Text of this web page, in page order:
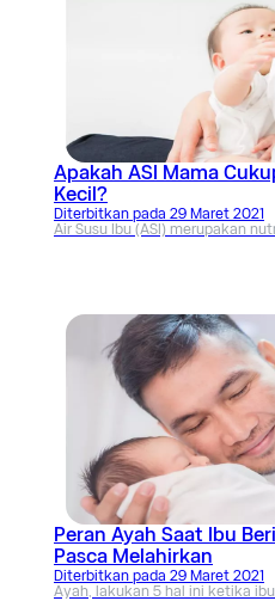
Apakah ASI Mama
Kecil?
Diterbitkan pada 29 Maret 2021
Air Susu Ibu (ASI) merupakan
Peran Ayah Saat Ibu
Pasca Melahirkan
Diterbitkan pada 29 Maret 2021
Ayah, lakukan 5 hal ini ketika